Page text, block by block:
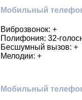
Мобильный
Виброзвонок: +
Полифония: 32-
Бесшумный вызов: +
Мелодии: +
Мобильный